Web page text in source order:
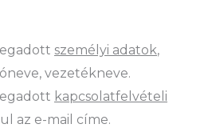
személyi adatok,
vezetékneve.
kapcsolatfelvételi
az e-mail címe.